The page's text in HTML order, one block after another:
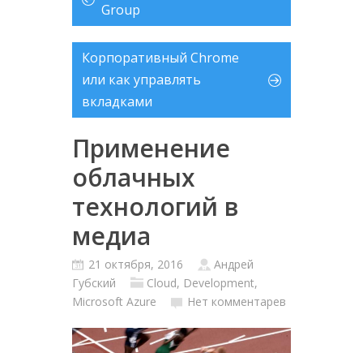
Group
Корпоративный Chrome
или как управлять
вкладками
Применение
облачных
технологий в
медиа
21 октября, 2016
Андрей
Губский
Cloud, Development,
Microsoft Azure
Нет комментарев